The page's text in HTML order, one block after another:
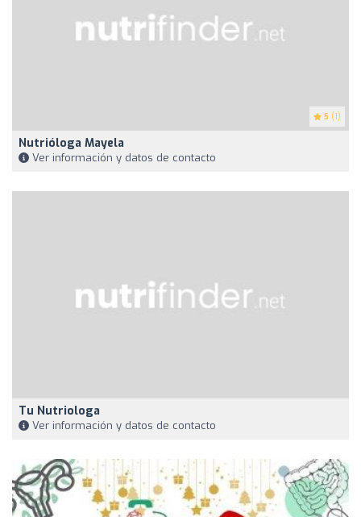
5 (1)
Nutrióloga Mayela
Ver información y datos de contacto
Tu Nutriologa
Ver información y datos de contacto